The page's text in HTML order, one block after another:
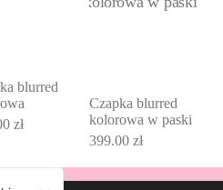
blurred
zł
Czapka blurred
kolorowa w paski
399.00 zł